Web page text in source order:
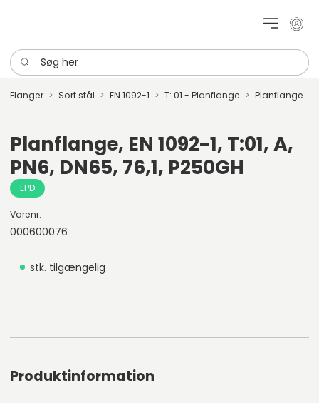
Mit
Søg her
Flanger Sort stål EN 1092-1 T: 01 - Planflange Planflange
Planflange, EN 1092-1, T:01, A,
PN6, DN65, 76,1, P250GH
EPD
Varenr.
000600076
stk. tilgængelig
Produktinformation